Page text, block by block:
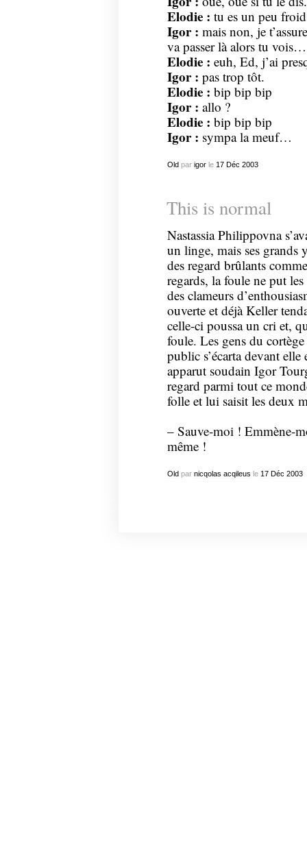
Elodie : tu es un peu
Igor : mais non, je
va passer là alors tu vois…
Elodie : euh, Ed, j’ai
Igor : pas trop tôt.
Elodie : bip bip bip
Igor : allo ?
Elodie : bip bip bip
Igor : sympa la meuf…
Oldpar igorle 17 Déc 2003
This is normal
Nastassia Philippovna
un linge, mais ses grands
des regard brûlants
regards, la foule ne put
des clameurs
ouverte et déjà Keller
celle-ci poussa un cri et,
foule. Les gens du
public s’écarta devant
apparut soudain Igor
regard parmi tout ce
folle et lui saisit les deux
– Sauve-moi ! Emmène-
même !
Oldpar nicqolas acqileus le 17 Déc 2003